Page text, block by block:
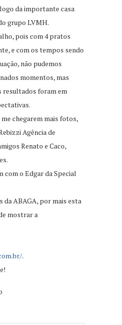
da importante casa
grupo LVMH.
pois com 4 pratos
e com os tempos sendo
não pudemos
momentos, mas
resultados foram em
chegarem mais fotos,
Agência de
Renato e Caco,
com o Edgar da Special
da ABAGA, por mais esta
mostrar a
.